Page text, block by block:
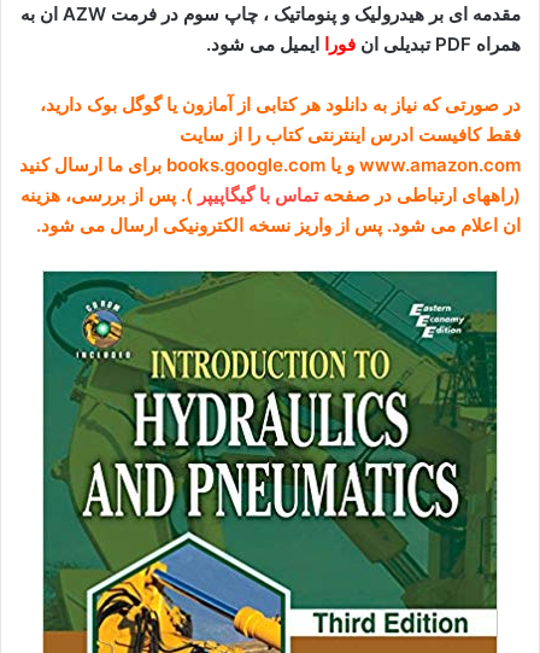
مقدمه ای بر هیدرولیک و پنوماتیک ، چاپ سوم در فرمت AZW ان به
همراه PDF تبدیلی ان
فورا ایمیل می شود.
در صورتی که نیاز به دانلود هر کتابی از آمازون یا گوگل بوک دارید،
فقط کافیست ادرس اینترنتی کتاب را از سایت
www.amazon.com و یا books.google.com برای ما ارسال کنید
(راههای ارتباطی در صفحهتماس با گیگاپیپر ). پس از بررسی، هزینه
ان اعلام می شود. پس از واریز نسخه الکترونیکی ارسال می شود.